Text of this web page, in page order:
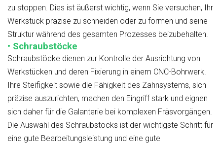
zu stoppen. Dies ist äußerst wichtig, wenn Sie versuchen, Ihr
Werkstück präzise zu schneiden oder zu formen und seine
Struktur während des gesamten Prozesses beizubehalten.
• Schraubstöcke
Schraubstöcke dienen zur Kontrolle der Ausrichtung von
Werkstücken und deren Fixierung in einem CNC-Bohrwerk.
Ihre Steifigkeit sowie die Fähigkeit des Zahnsystems, sich
präzise auszurichten, machen den Eingriff stark und eignen
sich daher für die Galanterie bei komplexen Fräsvorgängen.
Die Auswahl des Schraubstocks ist der wichtigste Schritt für
eine gute Bearbeitungsleistung und eine gute